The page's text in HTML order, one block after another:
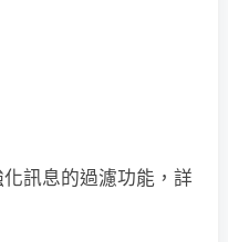
訊息的過濾功能，詳